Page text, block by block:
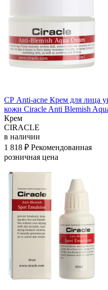
СР Anti-acne Крем для лица
кожи Ciracle Anti Blemish
Крем
CIRACLE
в наличии
1 818 ₽ Рекомендованная
розничная цена